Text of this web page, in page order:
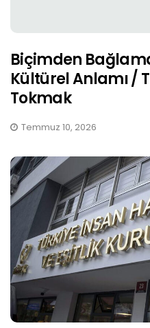
Biçimden
Kültürel Anlamı /
Tokmak
Temmuz 10, 2026